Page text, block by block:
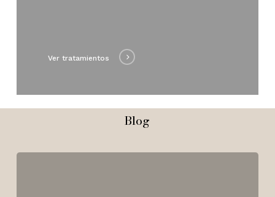
Ver tratamientos
Blog